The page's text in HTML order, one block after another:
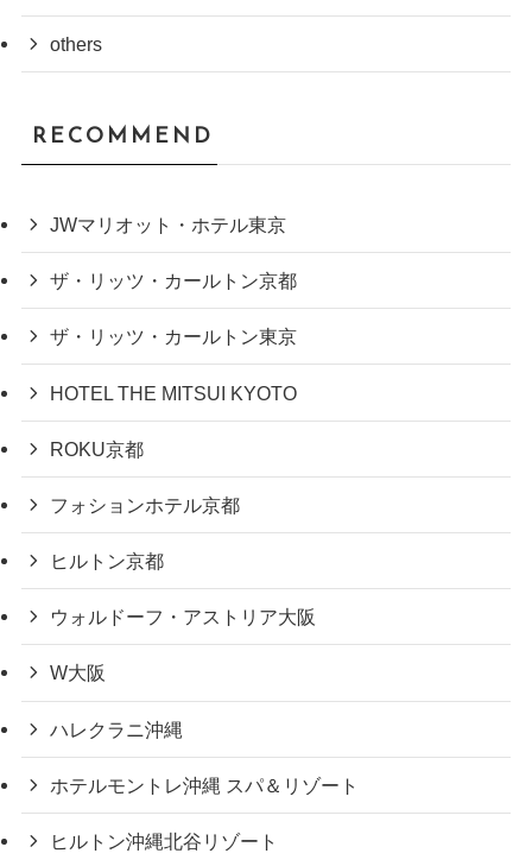
others
RECOMMEND
JWマリオット・ホテル東京
ザ・リッツ・カールトン京都
ザ・リッツ・カールトン東京
HOTEL THE MITSUI KYOTO
ROKU京都
フォションホテル京都
ヒルトン京都
ウォルドーフ・アストリア大阪
W大阪
ハレクラニ沖縄
ホテルモントレ沖縄 スパ＆リゾート
ヒルトン沖縄北谷リゾート